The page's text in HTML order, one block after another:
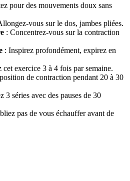
pour des mouvements doux sans
vous sur le dos, jambes pliées.
: Concentrez-vous sur la contraction
: Inspirez profondément, expirez en
cet exercice 3 à 4 fois par semaine.
de contraction pendant 20 à 30
3 séries avec des pauses de 30
pas de vous échauffer avant de